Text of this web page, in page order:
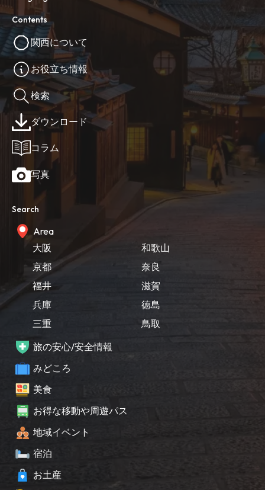
Contents
関西について
お役立ち情報
検索
ダウンロード
コラム
写真
Search
Area
大阪
京都
福井
兵庫
三重
和歌山
奈良
滋賀
徳島
鳥取
旅の安心/安全情報
みどころ
美食
お得な移動や周遊パス
地域イベント
宿泊
お土産